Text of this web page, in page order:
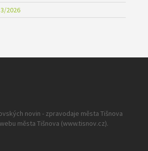
2026
novin - zpravodaje města Tišnova
města Tišnova (www.tisnov.cz).